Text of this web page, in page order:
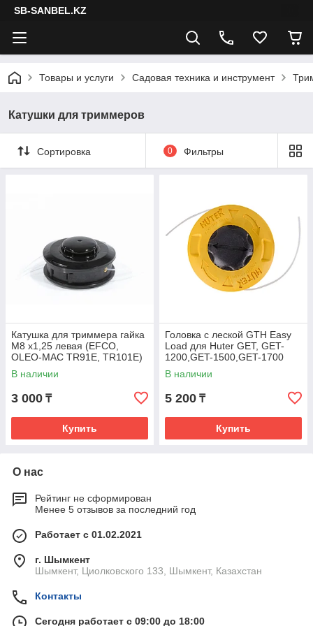
SB-SANBEL.KZ
Товары и услуги Садовая техника и инструмент
Катушки для триммеров
Сортировка 0 Фильтры
Катушка для триммера гайка
М8 х1,25 левая (EFCO,
OLEO-MAC TR91E, TR101E)
Denzel
В наличии
3 000 ₸
Купить
Головка с леской GTH Easy
Load для Huter GET, GET-
1200,GET-1500,GET-1700
В наличии
5 200 ₸
Купить
О нас
Рейтинг не сформирован
Менее 5 отзывов за последний год
Работает с 01.02.2021
г. Шымкент
Шымкент, Циолковского 133, Шымкент, Казахстан
Контакты
Сегодня работает с 09:00 до 18:00